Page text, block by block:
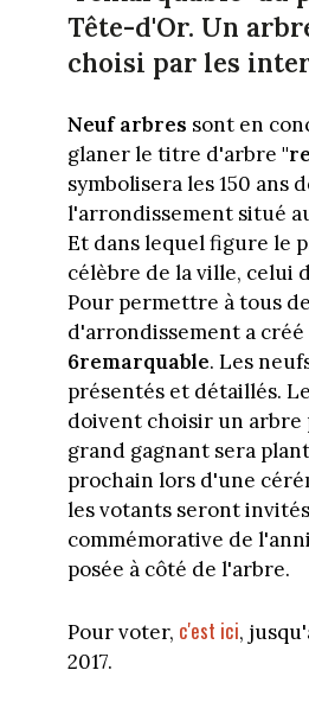
Tête-d'Or. Un
choisi par les
Neuf arbres sont en
glaner le titre d'arbre
symbolisera les 150 ans
l'arrondissement situé
Et dans lequel figure le
célèbre de la ville, celui
Pour permettre à tous
d'arrondissement a
6remarquable. Les
présentés et détaillés.
doivent choisir un arbre
grand gagnant sera
prochain lors d'une
les votants seront
commémorative de
posée à côté de l'arbre.
Pour voter, c'est ici,
2017.